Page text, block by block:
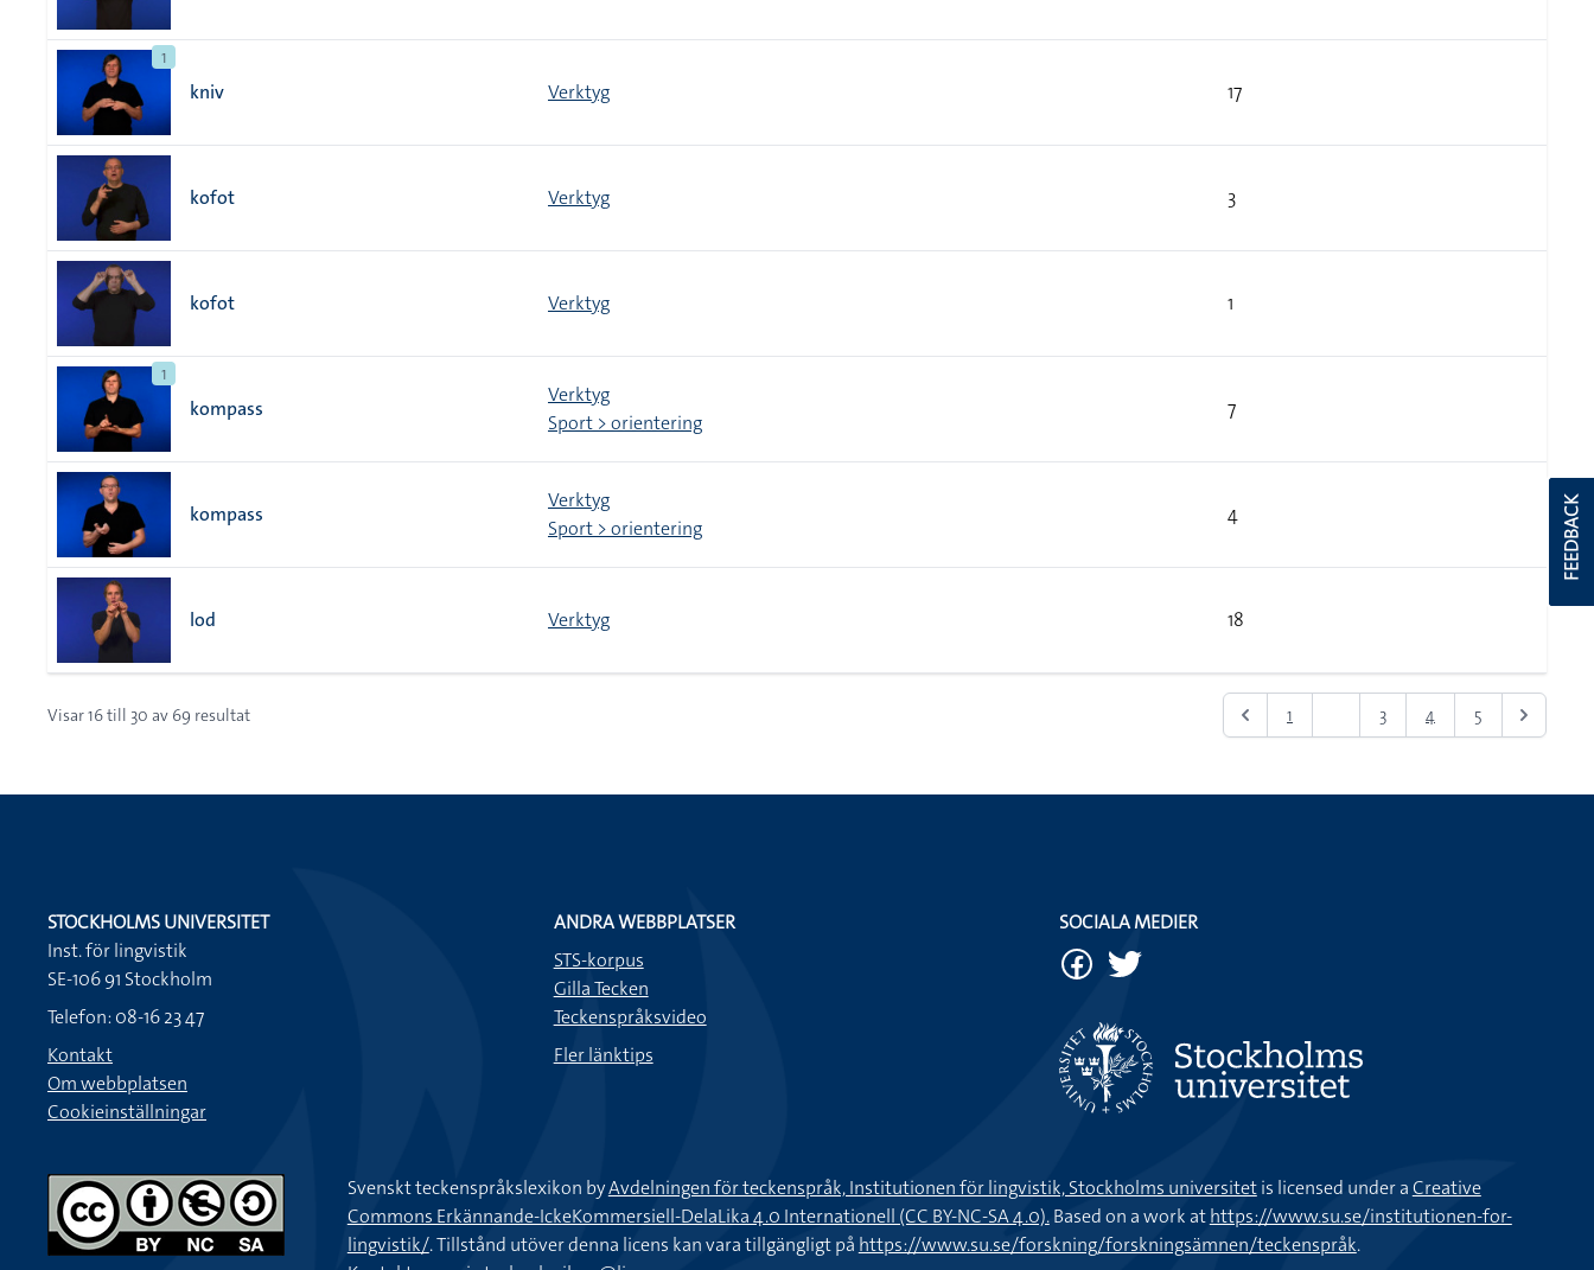
1
kniv Verktyg 17
kofot Verktyg 3
kofot Verktyg 1
1
kompass
Verktyg
Sport > orientering
7
kompass
Verktyg
Sport > orientering
4
lod Verktyg 18
Visar16till 30 av 69 resultat 1 3 4 5
FEEDBACK
STOCKHOLMS UNIVERSITET
Inst. för lingvistik
SE-106 91 Stockholm
Telefon: 08-16 23 47
Kontakt
Om webbplatsen
Cookieinställningar
ANDRA WEBBPLATSER
STS-korpus
Gilla Tecken
Teckenspråksvideo
Fler länktips
SOCIALA MEDIER
Svenskt teckenspråkslexikon byAvdelningen för teckenspråk, Institutionen för lingvistik, Stockholms universitetis licensed under aCreative
Commons Erkännande-IckeKommersiell-DelaLika 4.0 Internationell (CC BY-NC-SA 4.0).Based on a work athttps://www.su.se/institutionen-for-
lingvistik/. Tillstånd utöver denna licens kan vara tillgängligt på https://www.su.se/forskning/forskningsämnen/teckenspråk.